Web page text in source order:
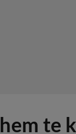
te